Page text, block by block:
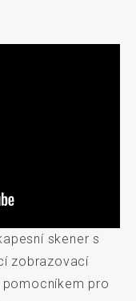
skener s
zobrazovací
pro